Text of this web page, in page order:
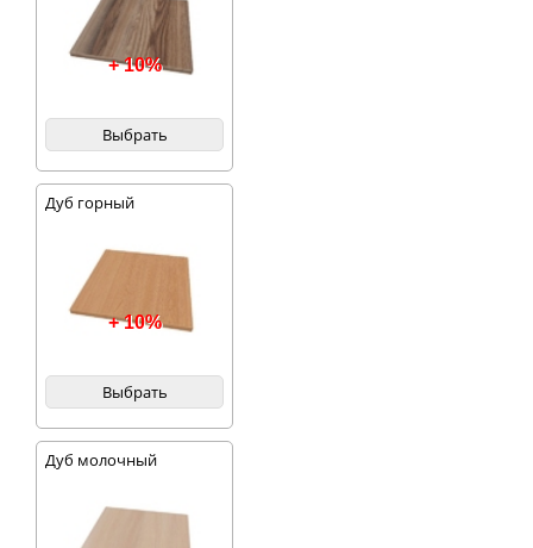
+ 10%
Выбрать
Дуб горный
+ 10%
Выбрать
Дуб молочный